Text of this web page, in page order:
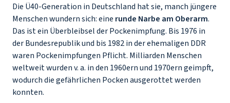
Die Ü40-Generation in Deutschland hat sie, manch jüngere
Menschen wundern sich: eine runde Narbe am Oberarm.
Das ist ein Überbleibsel der Pockenimpfung. Bis 1976 in
der Bundesrepublik und bis 1982 in der ehemaligen DDR
waren Pockenimpfungen Pflicht. Milliarden Menschen
weltweit wurden v. a. in den 1960ern und 1970ern geimpft,
wodurch die gefährlichen Pocken ausgerottet werden
konnten.